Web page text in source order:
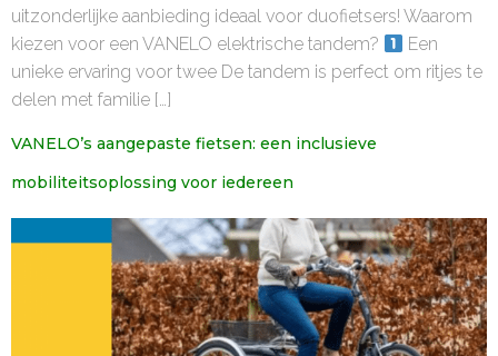
uitzonderlijke aanbieding ideaal voor duofietsers! Waarom
kiezen voor een VANELO elektrische tandem?
Een
unieke ervaring voor twee De tandem is perfect om ritjes te
delen met familie […]
VANELO’s aangepaste fietsen: een inclusieve
mobiliteitsoplossing voor iedereen